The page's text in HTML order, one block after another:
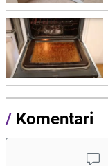
/ Komentari